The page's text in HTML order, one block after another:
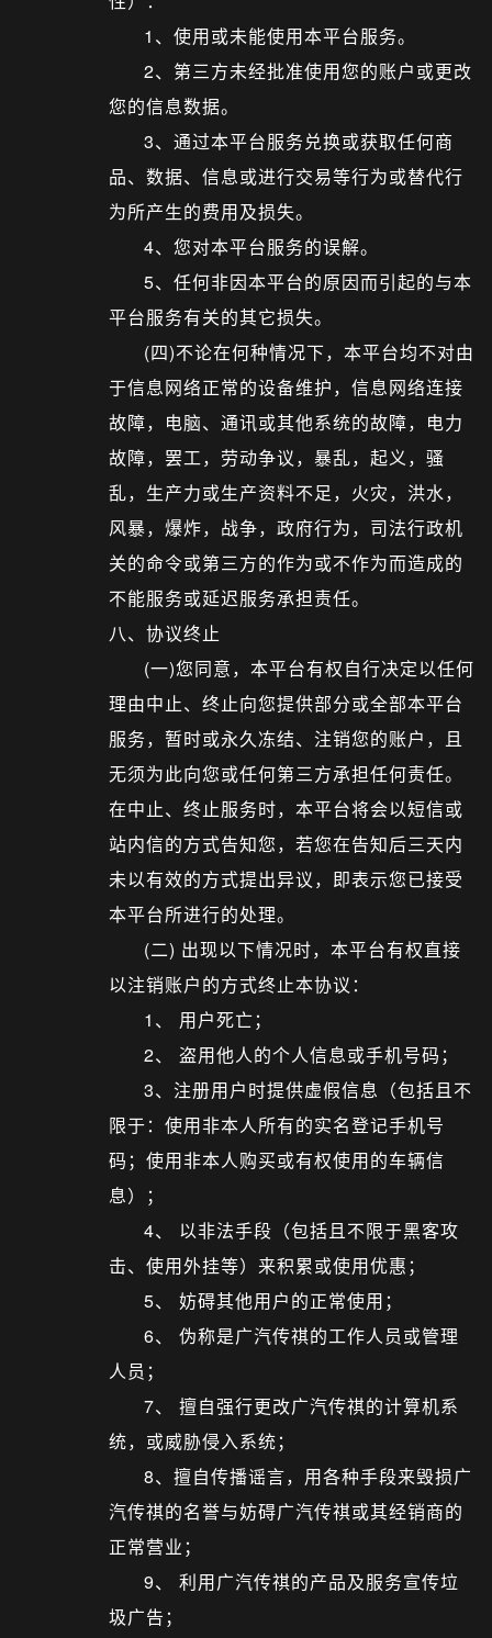
1、使用或未能使用本平台服务。
2、第三方未经批准使用您的账户或更改
您的信息数据。
3、通过本平台服务兑换或获取任何商
品、数据、信息或进行交易等行为或替代行
为所产生的费用及损失。
4、您对本平台服务的误解。
5、任何非因本平台的原因而引起的与本
平台服务有关的其它损失。
(四)不论在何种情况下，本平台均不对由
于信息网络正常的设备维护，信息网络连接
故障，电脑、通讯或其他系统的故障，电力
故障，罢工，劳动争议，暴乱，起义，骚
乱，生产力或生产资料不足，火灾，洪水，
风暴，爆炸，战争，政府行为，司法行政机
关的命令或第三方的作为或不作为而造成的
不能服务或延迟服务承担责任。
八、协议终止
(一)您同意，本平台有权自行决定以任何
理由中止、终止向您提供部分或全部本平台
服务，暂时或永久冻结、注销您的账户，且
无须为此向您或任何第三方承担任何责任。
在中止、终止服务时，本平台将会以短信或
站内信的方式告知您，若您在告知后三天内
未以有效的方式提出异议，即表示您已接受
本平台所进行的处理。
(二) 出现以下情况时，本平台有权直接
以注销账户的方式终止本协议：
1、 用户死亡；
2、 盗用他人的个人信息或手机号码；
3、注册用户时提供虚假信息（包括且不
限于：使用非本人所有的实名登记手机号
码；使用非本人购买或有权使用的车辆信
息）；
4、 以非法手段（包括且不限于黑客攻
击、使用外挂等）来积累或使用优惠；
5、 妨碍其他用户的正常使用；
6、 伪称是广汽传祺的工作人员或管理
人员；
7、 擅自强行更改广汽传祺的计算机系
统，或威胁侵入系统；
8、擅自传播谣言，用各种手段来毁损广
汽传祺的名誉与妨碍广汽传祺或其经销商的
正常营业；
9、 利用广汽传祺的产品及服务宣传垃
圾广告；